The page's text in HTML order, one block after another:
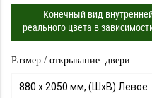
Конечный вид
реального цвета в
Размер / открывание: двери
880 х 2050 мм, (ШхВ) Левое